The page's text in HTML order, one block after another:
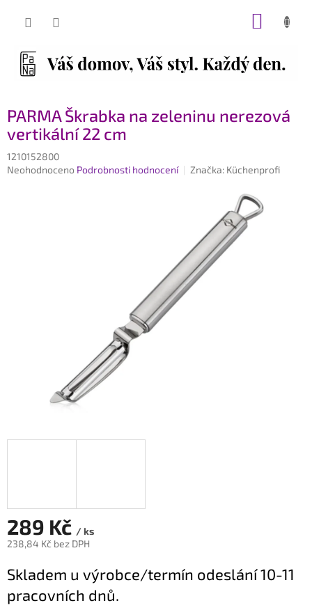
PARMA Škrabka na zeleninu nerezová
vertikální 22 cm
1210152800
Průměrné
Neohodnoceno Podrobnosti hodnocení Značka: Küchenprofi
289 Kč / ks
238,84 Kč bez DPH
cena:
Skladem u výrobce/termín odeslání 10-11
pracovních dnů.